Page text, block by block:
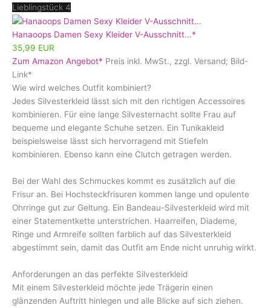
Lieblingstück 4
Hanaoops Damen Sexy Kleider V-Ausschnitt...*
35,99 EUR
Zum Amazon Angebot* Preis inkl. MwSt., zzgl. Versand; Bild-
Link*
Wie wird welches Outfit kombiniert?
Jedes Silvesterkleid lässt sich mit den richtigen Accessoires
kombinieren. Für eine lange Silvesternacht sollte Frau auf
bequeme und elegante Schuhe setzen. Ein Tunikakleid
beispielsweise lässt sich hervorragend mit Stiefeln
kombinieren. Ebenso kann eine Clutch getragen werden.
Bei der Wahl des Schmuckes kommt es zusätzlich auf die
Frisur an. Bei Hochsteckfrisuren kommen lange und opulente
Ohrringe gut zur Geltung. Ein Bandeau-Silvesterkleid wird mit
einer Statementkette unterstrichen. Haarreifen, Diademe,
Ringe und Armreife sollten farblich auf das Silvesterkleid
abgestimmt sein, damit das Outfit am Ende nicht unruhig wirkt.
Anforderungen an das perfekte Silvesterkleid
Mit einem Silvesterkleid möchte jede Trägerin einen
glänzenden Auftritt hinlegen und alle Blicke auf sich ziehen.